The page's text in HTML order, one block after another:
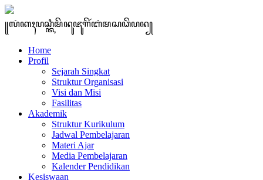
꧋ꦭꦁꦏꦃꦥꦱ꧀ꦠꦶꦩꦼꦤꦸꦗꦸꦒꦼꦂꦧꦁꦩꦱꦣꦼꦥꦤ꧀
Home
Profil
Sejarah Singkat
Struktur Organisasi
Visi dan Misi
Fasilitas
Akademik
Struktur Kurikulum
Jadwal Pembelajaran
Materi Ajar
Media Pembelajaran
Kalender Pendidikan
Kesiswaan